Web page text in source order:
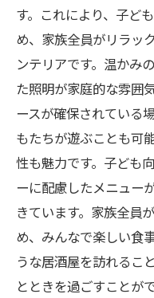
す。これにより、子ど
め、家族全員がリラッ
ンテリアです。温かみ
た照明が家庭的な雰囲
ースが確保されている
もたちが遊ぶことも可
性も魅力です。子ども
ーに配慮したメニュー
きています。家族全員
め、みんなで楽しい食
うな居酒屋を訪れるこ
とときを過ごすことが